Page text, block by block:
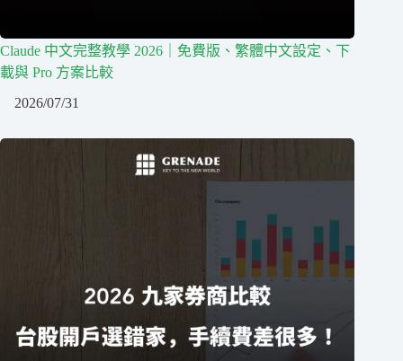
Claude 中文完整教學 2026｜免費版、繁體中文設定、下
載與 Pro 方案比較
2026/07/31